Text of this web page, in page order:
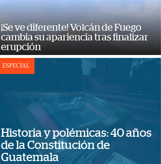
¡Se ve diferente! Volcán de Fuego
cambia su apariencia tras finalizar
erupción
ESPECIAL
Historia y polémicas: 40 años
de la Constitución de
Guatemala